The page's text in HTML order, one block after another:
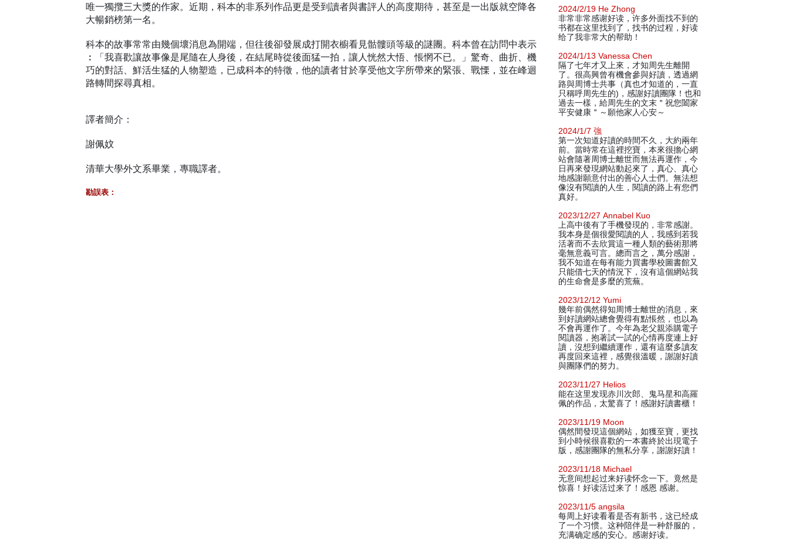
唯一獨攬三大獎的作家。近期，科本的非系列作品更是受到讀者與書評人的高度期待，甚至是一出版就空降各
大暢銷榜第一名。
科本的故事常常由幾個壞消息為開端，但往後卻發展成打開衣櫥看見骷髏頭等級的謎團。科本曾在訪問中表示
︰「我喜歡讓故事像是尾隨在人身後，在結尾時從後面猛一拍，讓人恍然大悟、悵惘不已。」驚奇、曲折、機
巧的對話、鮮活生猛的人物塑造，已成科本的特徵，他的讀者甘於享受他文字所帶來的緊張、戰慄，並在峰迴
路轉間探尋真相。
譯者簡介：
謝佩妏
清華大學外文系畢業，專職譯者。
勘誤表：
2024/2/19 He Zhong
非常非常感谢好读，许多外面找不到的
书都在这里找到了，找书的过程，好读
给了我非常大的帮助！
2024/1/13 Vanessa Chen
隔了七年才又上來，才知周先生離開
了。很高興曾有機會參與好讀，透過網
路與周博士共事（真也才知道的，一直
只稱呼周先生的)，感謝好讀團隊！也和
過去一樣，給周先生的文末＂祝您闔家
平安健康＂～願他家人心安～
2024/1/7 強
第一次知道好讀的時間不久，大約兩年
前。當時常在這裡挖寶，本來很擔心網
站會隨著周博士離世而無法再運作，今
日再來發現網站動起來了，真心、真心
地感謝願意付出的善心人士們。無法想
像沒有閱讀的人生，閱讀的路上有您們
真好。
2023/12/27 Annabel Kuo
上高中後有了手機發現的，非常感謝。
我本身是個很愛閱讀的人，我感到若我
活著而不去欣賞這一種人類的藝術那將
毫無意義可言。總而言之，萬分感謝，
我不知道在每有能力買書學校圖書館又
只能借七天的情況下，沒有這個網站我
的生命會是多麼的荒蕪。
2023/12/12 Yumi
幾年前偶然得知周博士離世的消息，來
到好讀網站總會覺得有點悵然，也以為
不會再運作了。今年為老父親添購電子
閱讀器，抱著試一試的心情再度連上好
讀，沒想到繼續運作，還有這麼多讀友
再度回來這裡，感覺很溫暖，謝謝好讀
與團隊們的努力。
2023/11/27 Helios
能在这里发现赤川次郎、鬼马星和高羅
佩的作品，太驚喜了！感謝好讀書櫃！
2023/11/19 Moon
偶然間發現這個網站，如獲至寶，更找
到小時候很喜歡的一本書終於出現電子
版，感謝團隊的無私分享，謝謝好讀！
2023/11/18 Michael
无意间想起过来好读怀念一下。竟然是
惊喜！好读活过来了！感恩 感谢。
2023/11/5 angsila
每周上好读看看是否有新书，这已经成
了一个习惯。这种陪伴是一种舒服的，
充满确定感的安心。感谢好读。